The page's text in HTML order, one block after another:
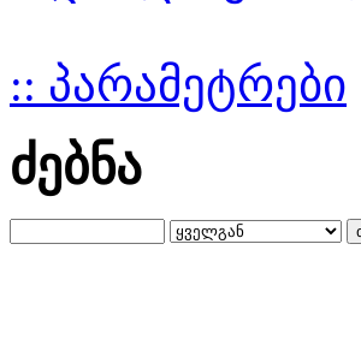
:: პარამეტრები
ძებნა